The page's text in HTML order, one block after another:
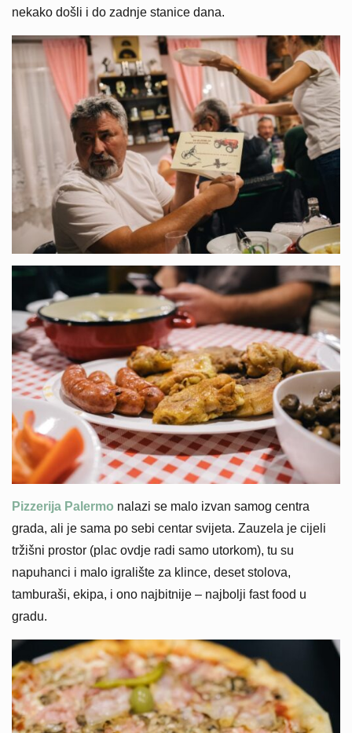
nekako došli i do zadnje stanice dana.
Pizzerija Palermo nalazi se malo izvan samog centra
grada, ali je sama po sebi centar svijeta. Zauzela je cijeli
tržišni prostor (plac ovdje radi samo utorkom), tu su
napuhanci i malo igralište za klince, deset stolova,
tamburaši, ekipa, i ono najbitnije – najbolji fast food u
gradu.